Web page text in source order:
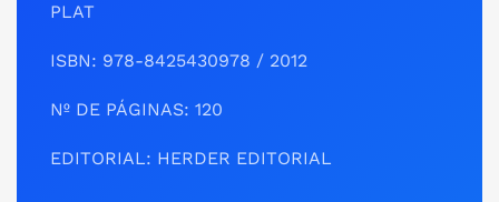
PLAT
ISBN: 978-8425430978 / 2012
Nº DE PÁGINAS: 120
EDITORIAL: HERDER EDITORIAL